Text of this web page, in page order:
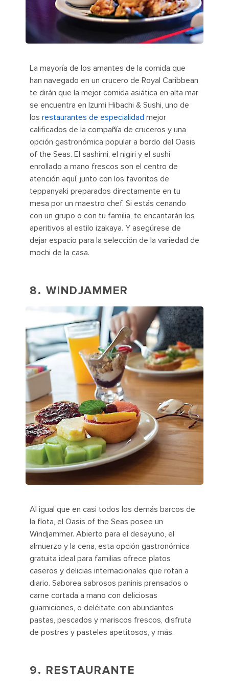
La mayoría de los amantes de la comida que
han navegado en un crucero de Royal Caribbean
te dirán que la mejor comida asiática en alta mar
se encuentra en Izumi Hibachi & Sushi, uno de
los restaurantes de especialidad mejor
calificados de la compañía de cruceros y una
opción gastronómica popular a bordo del Oasis
of the Seas. El sashimi, el nigiri y el sushi
enrollado a mano frescos son el centro de
atención aquí, junto con los favoritos de
teppanyaki preparados directamente en tu
mesa por un maestro chef. Si estás cenando
con un grupo o con tu familia, te encantarán los
aperitivos al estilo izakaya. Y asegúrese de
dejar espacio para la selección de la variedad de
mochi de la casa.
8. WINDJAMMER
Al igual que en casi todos los demás barcos de
la flota, el Oasis of the Seas posee un
Windjammer. Abierto para el desayuno, el
almuerzo y la cena, esta opción gastronómica
gratuita ideal para familias ofrece platos
caseros y delicias internacionales que rotan a
diario. Saborea sabrosos paninis prensados o
carne cortada a mano con deliciosas
guarniciones, o deléitate con abundantes
pastas, pescados y mariscos frescos, disfruta
de postres y pasteles apetitosos, y más.
9. RESTAURANTE